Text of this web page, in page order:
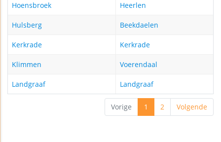
Hoensbroek Heerlen
Hulsberg Beekdaelen
Kerkrade Kerkrade
Klimmen Voerendaal
Landgraaf Landgraaf
Vorige 1 2 Volgende